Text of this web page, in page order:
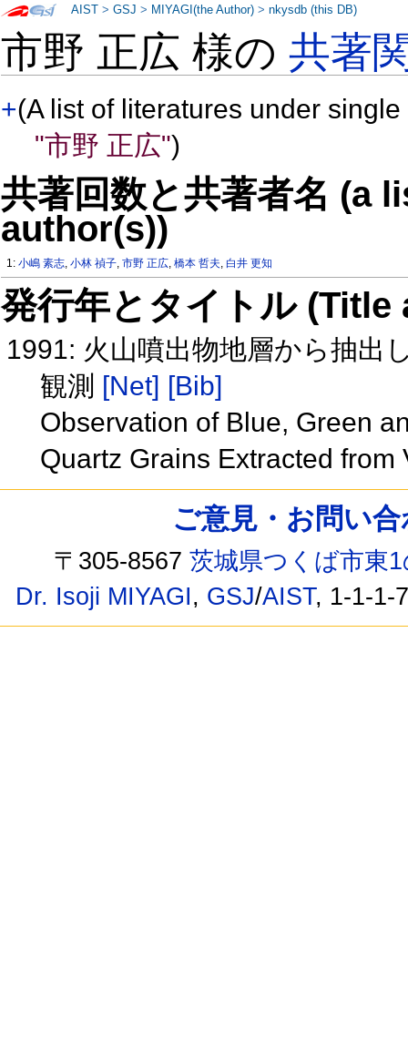
市野 正広 様の共著
+(A list of literatures under
"市野 正広")
共著回数と共著者名 (a
author(s))
1:小嶋 素志,小林 禎子,市野 正広,橋本 哲夫,白井 更知
発行年とタイトル
1991: 火山噴出物地層から抽出
観測 [Net] [Bib]
Observation of Blue, Green
Quartz Grains Extracted
AIST >GSJ > MIYAGI(the Author) >nkysdb (this DB)
ご意見・お問い
〒305-8567茨城県つくば市東
Dr. Isoji MIYAGI, GSJ/AIST, 1-1-1-